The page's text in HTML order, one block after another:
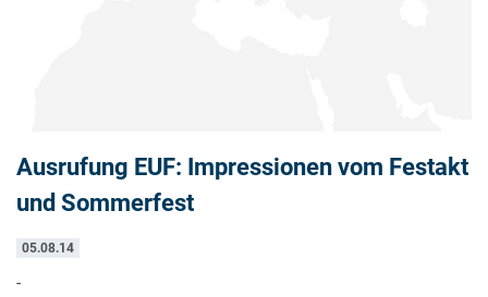
Ausrufung EUF: Impressionen vom Festakt
und Sommerfest
05.08.14
-